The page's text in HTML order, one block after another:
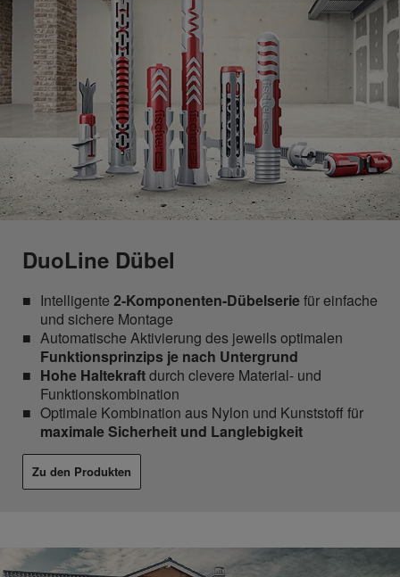
DuoLine Dübel
Intelligente 2-Komponenten-Dübelseriefür einfache
und sichere Montage
Automatische Aktivierung des jeweils optimalen
Funktionsprinzips je nach Untergrund
Hohe Haltekraftdurch clevere Material- und
Funktionskombination
Optimale Kombination aus Nylon und Kunststoff für
maximale Sicherheit und Langlebigkeit
Zu den Produkten